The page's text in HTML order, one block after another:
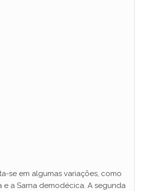
se em algumas variações, como
e a Sarna demodécica. A segunda